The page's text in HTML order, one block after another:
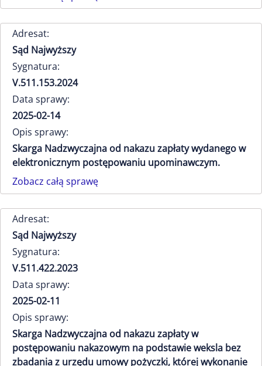
Adresat:
Sąd Najwyższy
Sygnatura:
V.511.153.2024
Data sprawy:
2025-02-14
Opis sprawy:
Skarga Nadzwyczajna od nakazu zapłaty wydanego w
elektronicznym postępowaniu upominawczym.
Zobacz całą sprawę
Adresat:
Sąd Najwyższy
Sygnatura:
V.511.422.2023
Data sprawy:
2025-02-11
Opis sprawy:
Skarga Nadzwyczajna od nakazu zapłaty w
postępowaniu nakazowym na podstawie weksla bez
zbadania z urzędu umowy pożyczki, której wykonanie